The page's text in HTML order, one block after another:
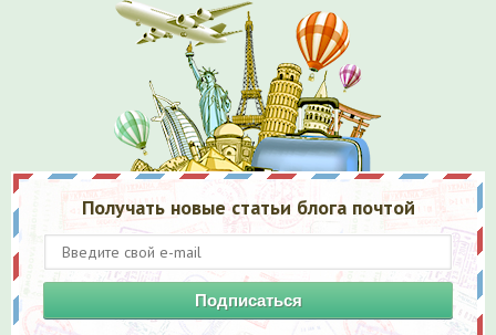
Получать новые статьи блога почтой
Подписаться